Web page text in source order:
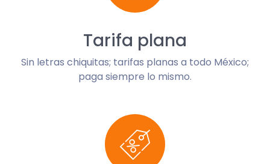
Tarifa plana
Sin letras chiquitas; tarifas planas a todo México;
paga siempre lo mismo.